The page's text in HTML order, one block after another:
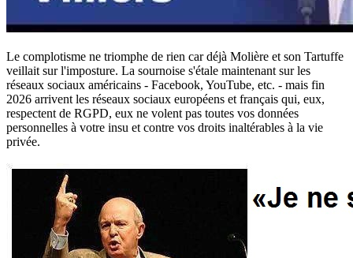
Le complotisme ne triomphe de rien car déjà Molière et son Tartuffe
veillait sur l'imposture. La sournoise s'étale maintenant sur les
réseaux sociaux américains - Facebook, YouTube, etc. - mais fin
2026 arrivent les réseaux sociaux européens et français qui, eux,
respectent de RGPD, eux ne volent pas toutes vos données
personnelles à votre insu et contre vos droits inaltérables à la vie
privée.